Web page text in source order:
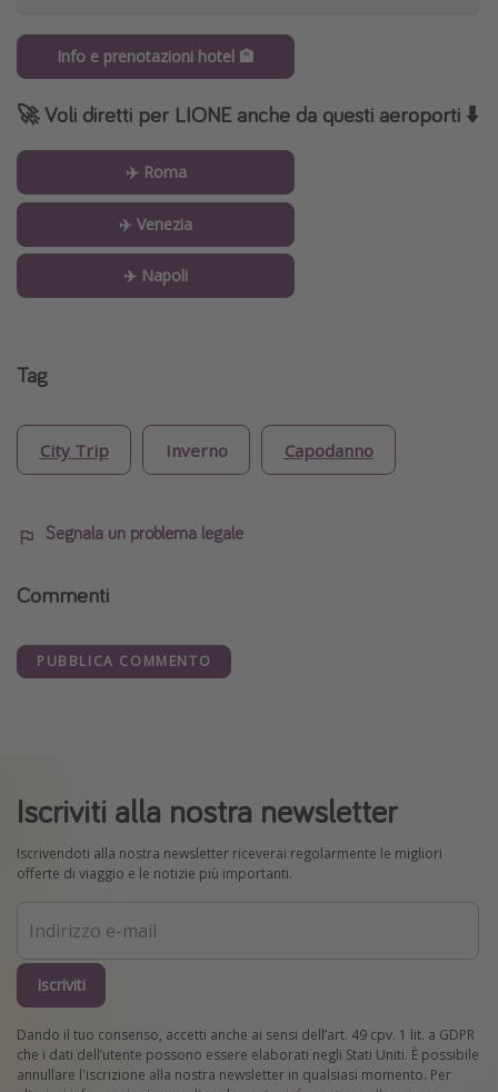
Info e prenotazioni hotel 🏨
🚀 Voli diretti per LIONE anche da questi aeroporti ⬇️
✈️ Roma
✈️ Venezia
✈️ Napoli
Tag
City Trip Inverno Capodanno
Segnala un problema legale
Commenti
PUBBLICA COMMENTO
Iscriviti alla nostra newsletter
Iscrivendoti alla nostra newsletter riceverai regolarmente le migliori
offerte di viaggio e le notizie più importanti.
Iscriviti
Dando il tuo consenso, accetti anche ai sensi dell’art. 49 cpv. 1 lit. a GDPR
che i dati dell’utente possono essere elaborati negli Stati Uniti. È possibile
annullare l'iscrizione alla nostra newsletter in qualsiasi momento. Per